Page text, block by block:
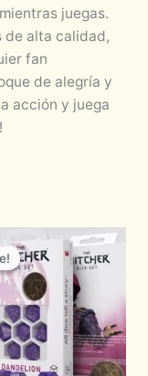
juegas.
de alta calidad,
fan
de alegría y
acción y juega
Original
price
was:
$460.00.
Current
price
is:
$368.00.